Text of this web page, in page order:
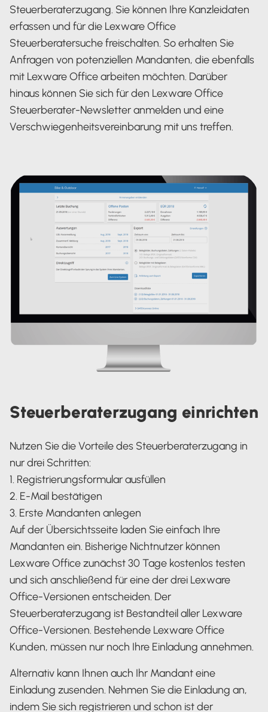
Steuerberaterzugang. Sie können Ihre Kanzleidaten
erfassen und für die Lexware Office
Steuerberatersuche freischalten. So erhalten Sie
Anfragen von potenziellen Mandanten, die ebenfalls
mit Lexware Office arbeiten möchten. Darüber
hinaus können Sie sich für den Lexware Office
Steuerberater-Newsletter anmelden und eine
Verschwiegenheitsvereinbarung mit uns treffen.
Steuerberaterzugang einrichten
Nutzen Sie die Vorteile des Steuerberaterzugang in
nur drei Schritten:
1. Registrierungsformular ausfüllen
2. E-Mail bestätigen
3. Erste Mandanten anlegen
Auf der Übersichtsseite laden Sie einfach Ihre
Mandanten ein. Bisherige Nichtnutzer können
Lexware Office zunächst 30 Tage kostenlos testen
und sich anschließend für eine der drei Lexware
Office-Versionen entscheiden. Der
Steuerberaterzugang ist Bestandteil aller Lexware
Office-Versionen. Bestehende Lexware Office
Kunden, müssen nur noch Ihre Einladung annehmen.
Alternativ kann Ihnen auch Ihr Mandant eine
Einladung zusenden. Nehmen Sie die Einladung an,
indem Sie sich registrieren und schon ist der